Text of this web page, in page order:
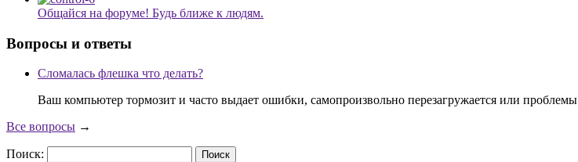
Общайся на форуме! Будь ближе к людям.
Вопросы и ответы
Сломалась флешка что делать?
Ваш компьютер тормозит и часто выдает ошибки, самопроизвольно перезагружается или проблемы
Все вопросы →
Поиск: